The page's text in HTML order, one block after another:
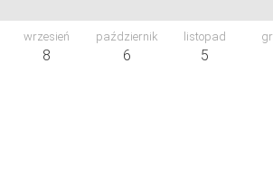
wrzesień
8
październik
6
listopad
5